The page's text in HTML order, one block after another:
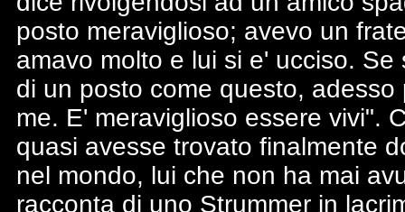
posto meraviglioso; avevo un
amavo molto e lui si e' ucciso.
di un posto come questo,
me. E' meraviglioso essere vivi".
quasi avesse trovato finalmente
nel mondo, lui che non ha mai
racconta di uno Strummer in